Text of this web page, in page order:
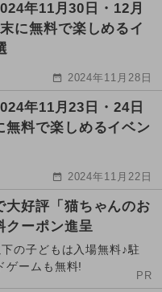
年11月30日・12月
に無料で楽しめるイ
2024年11月28日
年11月23日・24日
無料で楽しめるイベン
2024年11月22日
大好評「猫ちゃんのお
クーポン進呈
の子どもは入場無料♪駐
ゲームも無料!
PR